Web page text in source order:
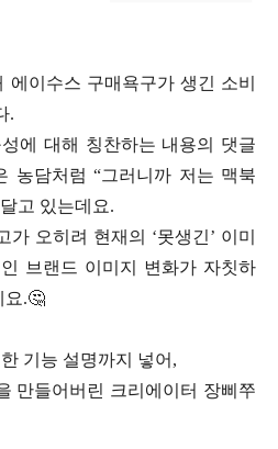
에이수스 구매욕구가 생긴 소비
.
에 대해 칭찬하는 내용의 댓글
농담처럼 “그러니까 저는 맥북
고 있는데요.
오히려 현재의 ‘못생긴’ 이미
브랜드 이미지 변화가 자칫하
요.🤔
기능 설명까지 넣어,
만들어버린 크리에이터 장삐쭈